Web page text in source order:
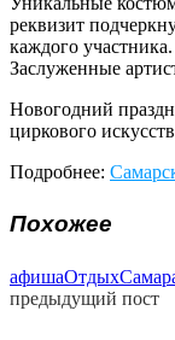
реквизит
каждого
Заслуженные
Новогодний
циркового
Подробнее:
Похожее
афишаОтдых
предыдущий пост